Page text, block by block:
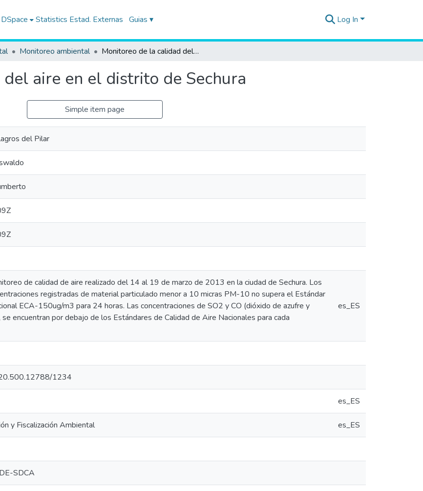
Statistics Estad. Externas Guias ▾ Log In
Monitoreo ambiental Monitoreo de la calidad del aire en el distrito de Sechura
aire en el distrito de Sechura
Simple item page
del Pilar
de calidad de aire realizado del 14 al 19 de marzo de 2013 en la ciudad de Sechura. Los
registradas de material particulado menor a 10 micras PM-10 no supera el Estándar
ECA-150ug/m3 para 24 horas. Las concentraciones de SO2 y CO (dióxido de azufre y
encuentran por debajo de los Estándares de Calidad de Aire Nacionales para cada
es_ES
1234
es_ES
y Fiscalización Ambiental es_ES
SDCA